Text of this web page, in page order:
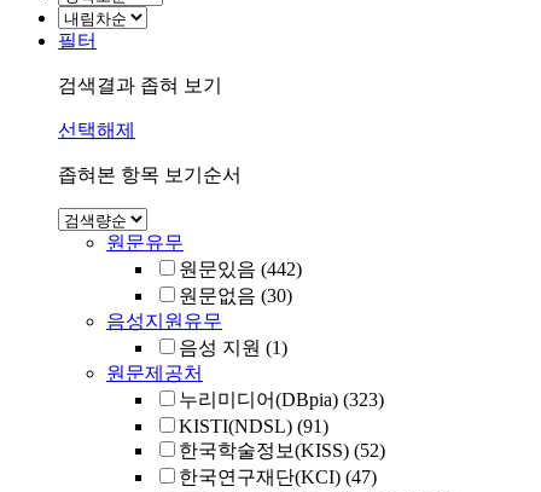
필터
검색결과 좁혀 보기
선택해제
좁혀본 항목 보기순서
원문유무
원문있음 (442)
원문없음 (30)
음성지원유무
음성 지원 (1)
원문제공처
누리미디어(DBpia) (323)
KISTI(NDSL) (91)
한국학술정보(KISS) (52)
한국연구재단(KCI) (47)